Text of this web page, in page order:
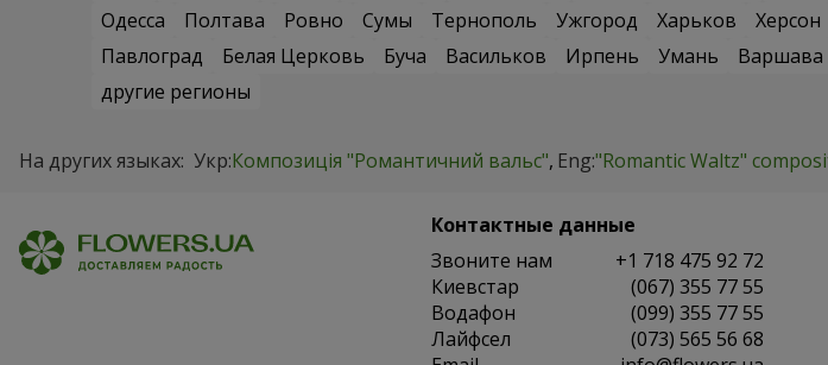
Одесса
Полтава Ровно Сумы Тернополь Ужгород Харьков Херсон
Павлоград
Белая Церковь Буча Васильков Ирпень Умань Варшава
другие регионы
На других языках: Укр:Композиція "Романтичний вальс" Eng:"Romantic Waltz"
Контактные данные
Звоните нам
+1 718 475 92 72
Киевстар
(067) 355 77 55
Водафон
(099) 355 77 55
Лайфсел
(073) 565 56 68